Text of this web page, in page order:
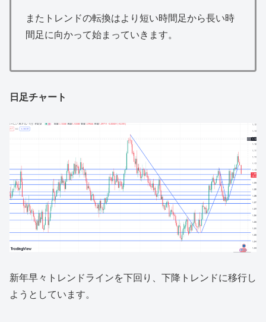
またトレンドの転換はより短い時間足から長い時
間足に向かって始まっていきます。
日足チャート
新年早々トレンドラインを下回り、下降トレンドに移行し
ようとしています。